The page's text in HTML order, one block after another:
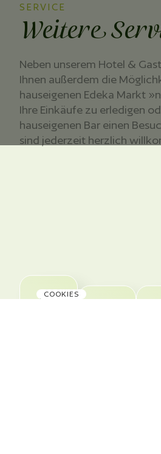
SERVICE
Weitere
Neben unserem Hotel &
Ihnen außerdem die
hauseigenen Edeka Markt
Ihre Einkäufe zu erledigen
hauseigenen Bar einen
sind jederzeit herzlich
COOKIES